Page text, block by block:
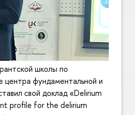
школы по
центра фундаментальной и
свой доклад «Delirium
profile for the delirium